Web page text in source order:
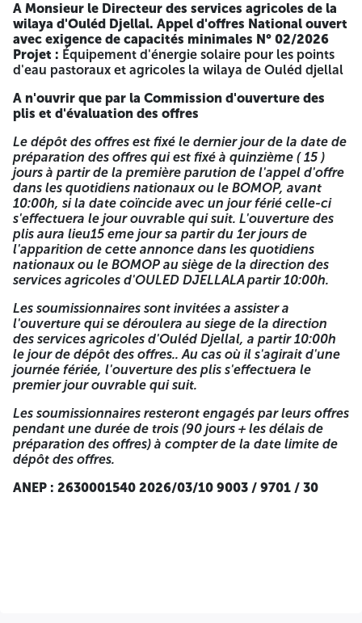
Les intéressés peuvent retirer le cahier des charges et tous
les renseignements auprès de la Direction des services
agricoles de la Wilaya d'Ouléd Djellal.
Les offres comportent une offre technique, offre
financière, et un dossier de candidature accompagnée des
pièces nécessaires. Les soumissionnaires doivent adresser
et/ou déposer leurs offres auprés de la Direction des
services agricoles d'Ouléd Djellal. Dansun enveloppe
cachetée et anonyme contient trois (03) enveloppes
séparées et cachetées (dossier de candidature, offre
technique, offre financière) l'enveloppe extérieur
strictement anonyme devra porter autre l'adresse ci-
dessus les seules mentions suivantes :
A Monsieur le Directeur des services agricoles de la
wilaya d'Ouléd Djellal. Appel d'offres National ouvert
avec exigence de capacités minimales N° 02/2026 Projet
Équipement d'énergie solaire pour les points d'eau
pastoraux et agricoles la wilaya de Ouléd djellal
A n'ouvrir que par la Commission d'ouverture des plis et
d'évaluation des offres
Le dépôt des offres est fixé le dernier jour de la date de
préparation des offres qui est fixé à quinzième ( 15 ) jours à
partir de la première parution de l'appel d'offre dans les
quotidiens nationaux ou le BOMOP, avant 10:00h, si la
date coïncide avec un jour férié celle-ci s'effectuera le jour
ouvrable qui suit. L'ouverture des plis aura lieu15 eme jour
sa partir du 1er jours de l'apparition de cette annonce dans
les quotidiens nationaux ou le BOMOP au siège de la
direction des services agricoles d'OULED DJELLALA partir
A Monsieur le Directeur des services agricoles de la
wilaya d'Ouléd Djellal. Appel d'offres National ouvert
avec exigence de capacités minimales N° 02/2026
Projet : Équipement d'énergie solaire pour les points
d'eau pastoraux et agricoles la wilaya de Ouléd djellal
A n'ouvrir que par la Commission d'ouverture des
plis et d'évaluation des offres
Le dépôt des offres est fixé le dernier jour de la date de
préparation des offres qui est fixé à quinzième ( 15 )
jours à partir de la première parution de l'appel d'offre
dans les quotidiens nationaux ou le BOMOP, avant
10:00h, si la date coïncide avec un jour férié celle-ci
s'effectuera le jour ouvrable qui suit. L'ouverture des
plis aura lieu15 eme jour sa partir du 1er jours de
l'apparition de cette annonce dans les quotidiens
nationaux ou le BOMOP au siège de la direction des
services agricoles d'OULED DJELLALA partir 10:00h.
Les soumissionnaires sont invitées a assister a
l'ouverture qui se déroulera au siege de la direction
des services agricoles d'Ouléd Djellal, a partir 10:00h
le jour de dépôt des offres.. Au cas où il s'agirait d'une
journée fériée, l'ouverture des plis s'effectuera le
premier jour ouvrable qui suit.
Les soumissionnaires resteront engagés par leurs offres
pendant une durée de trois (90 jours + les délais de
préparation des offres) à compter de la date limite de
dépôt des offres.
ANEP : 2630001540 2026/03/10 9003 / 9701 / 30